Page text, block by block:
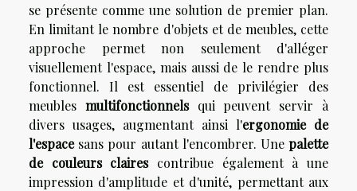
se présente comme une solution de premier plan.
En limitant le nombre d'objets et de meubles, cette
approche permet non seulement d'alléger
visuellement l'espace, mais aussi de le rendre plus
fonctionnel. Il est essentiel de privilégier des
meubles multifonctionnelsqui peuvent servir à
divers usages, augmentant ainsi l'ergonomie de
l'espacesans pour autant l'encombrer. Une palette
de couleurs clairescontribue également à une
impression d'amplitude et d'unité, permettant aux